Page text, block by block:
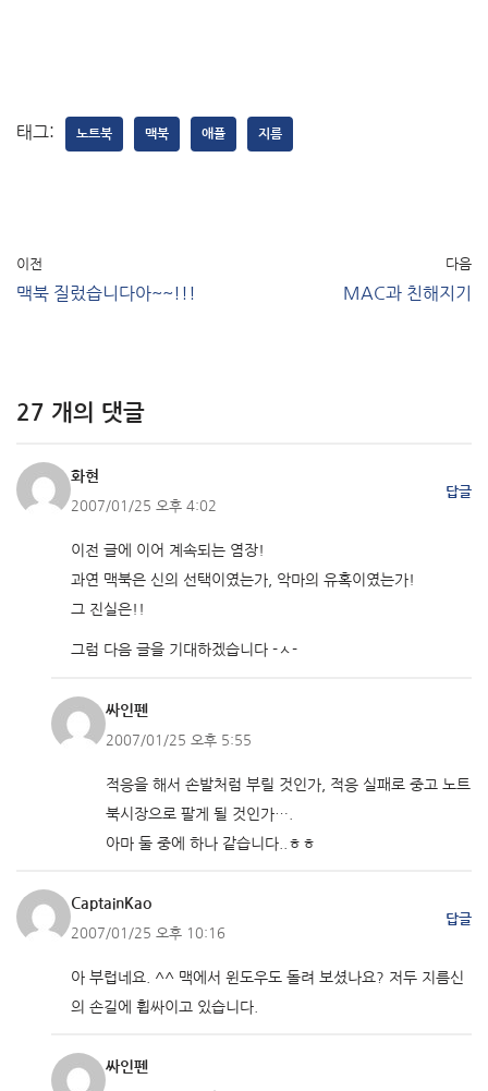
태그: 노트북 맥북 애플 지름
이전
맥북 질렀습니다아~~!!!
다음
MAC과 친해지기
27 개의 댓글
화현
2007/01/25 오후 4:02
답글
이전 글에 이어 계속되는 염장!
과연 맥북은 신의 선택이였는가, 악마의 유혹이였는가!
그 진실은!!
그럼 다음 글을 기대하겠습니다 -ㅅ-
싸인펜
2007/01/25 오후 5:55
적응을 해서 손발처럼 부릴 것인가, 적응 실패로 중고 노트
북시장으로 팔게 될 것인가….
아마 둘 중에 하나 같습니다..ㅎㅎ
CaptainKao
2007/01/25 오후 10:16
답글
아 부럽네요. ^^ 맥에서 윈도우도 돌려 보셨나요? 저두 지름신
의 손길에 휩싸이고 있습니다.
싸인펜